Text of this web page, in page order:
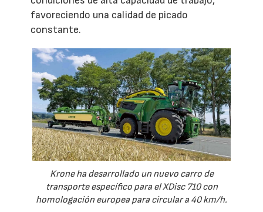
favoreciendo una calidad de picado
constante.
Krone ha desarrollado un nuevo carro de
transporte específico para el XDisc 710 con
homologación europea para circular a 40 km/h.